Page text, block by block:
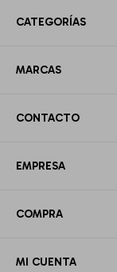
CATEGORÍAS
MARCAS
CONTACTO
EMPRESA
COMPRA
MI CUENTA